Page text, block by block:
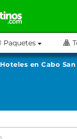
Paquetes
Hoteles en Cabo